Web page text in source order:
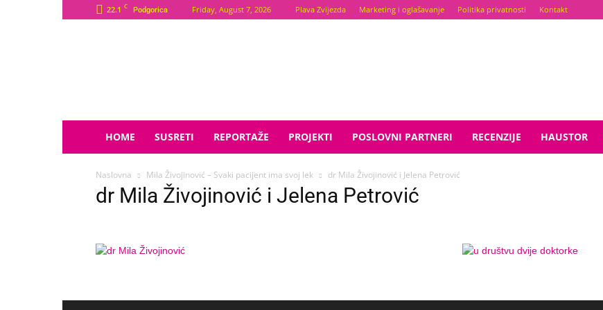
22.1 C Podgorica Friday, August 7, 2026 Plava Zvijezda Marketing i oglašavanje Politika privatnosti Kontakt
HOME SUSRETI REPORTAŽE PROJEKTI POSLOVNI PARTNERI RECENZIJE HAUSTOR
Naslovna Mila Živojinović – Svaki pacijent ima svoj lek dr Mila Živojinović i Jelena Petrović
dr Mila Živojinović i Jelena Petrović